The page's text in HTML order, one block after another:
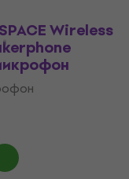
Wireless